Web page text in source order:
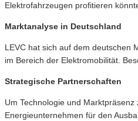
Elektrofahrzeugen profitieren
Marktanalyse in Deutschland
LEVC hat sich auf dem deutschen
im Bereich der Elektromobilität.
Strategische Partnerschaften
Um Technologie und
Energieunternehmen für den